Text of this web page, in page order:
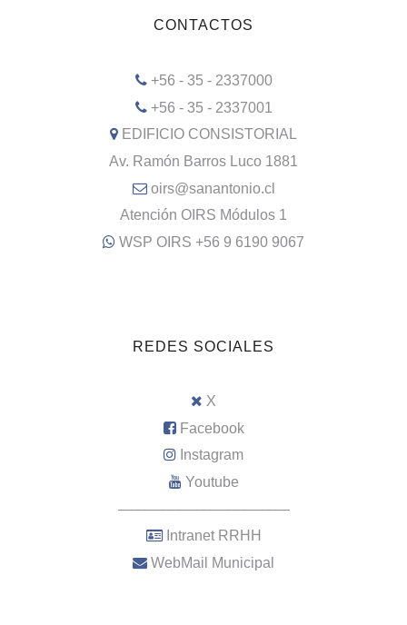
CONTACTOS
+56 - 35 - 2337000
+56 - 35 - 2337001
EDIFICIO CONSISTORIAL
Av. Ramón Barros Luco 1881
oirs@sanantonio.cl
Atención OIRS Módulos 1
WSP OIRS +56 9 6190 9067
REDES SOCIALES
X
Facebook
Instagram
Youtube
–––––––––––––––––––––
Intranet RRHH
WebMail Municipal